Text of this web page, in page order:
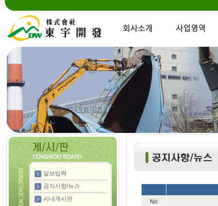
일보입력
공지사항/뉴스
사내게시판
No